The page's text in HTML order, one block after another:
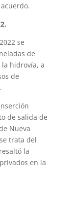
se
de
hidrovía, a
de
de salida de
Nueva
trata del
la
en la